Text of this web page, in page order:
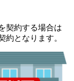
契約する場合は
約となります。